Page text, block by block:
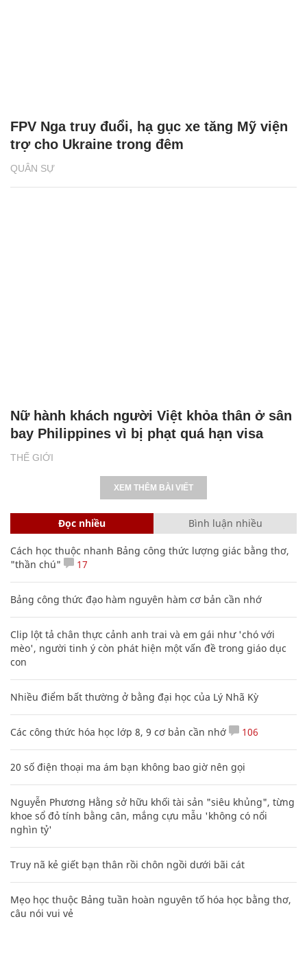
QUÂN SỰ
FPV Nga truy đuổi, hạ gục xe tăng Mỹ viện
trợ cho Ukraine trong đêm
THẾ GIỚI
Nữ hành khách người Việt khỏa thân ở sân
bay Philippines vì bị phạt quá hạn visa
XEM THÊM BÀI VIẾT
Đọc nhiều Bình luận nhiều
Cách học thuộc nhanh Bảng công thức lượng giác bằng thơ,
"thần chú"
17
Bảng công thức đạo hàm nguyên hàm cơ bản cần nhớ
Clip lột tả chân thực cảnh anh trai và em gái như 'chó với
mèo', người tinh ý còn phát hiện một vấn đề trong giáo dục
con
Nhiều điểm bất thường ở bằng đại học của Lý Nhã Kỳ
Các công thức hóa học lớp 8, 9 cơ bản cần nhớ 106
20 số điện thoại ma ám bạn không bao giờ nên gọi
Nguyễn Phương Hằng sở hữu khối tài sản "siêu khủng", từng
khoe sổ đỏ tính bằng cân, mắng cựu mẫu 'không có nổi
nghìn tỷ'
Truy nã kẻ giết bạn thân rồi chôn ngồi dưới bãi cát
Mẹo học thuộc Bảng tuần hoàn nguyên tố hóa học bằng thơ,
câu nói vui vẻ